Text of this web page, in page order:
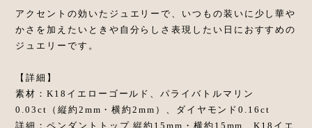
アクセントの効いたジュエリーで、いつもの装いに少し華や
かさを加えたいときや自分らしさ表現したい日におすすめの
ジュエリーです。
【詳細】
素材：K18イエローゴールド、パライバトルマリン
0.03ct（縦約2mm・横約2mm）、ダイヤモンド0.16ct
詳細：ペンダントトップ 縦約15mm・横約15mm、K18イエ